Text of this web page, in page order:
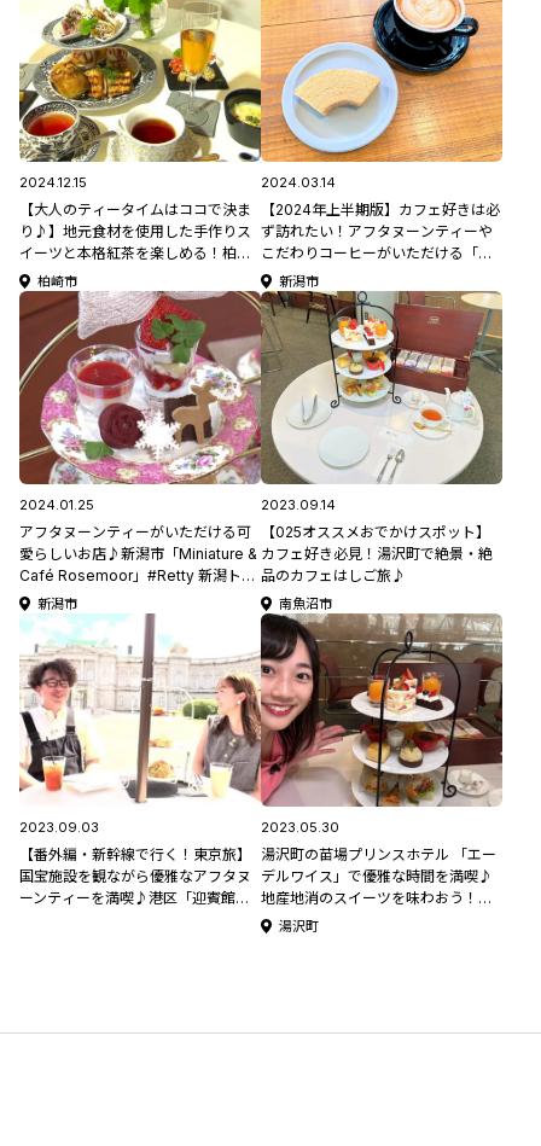
2024.12.15
【大人のティータイムはココで決ま
り♪】地元食材を使用した手作りス
イーツと本格紅茶を楽しめる！柏崎
市「TEA ENSEMBLE」
柏崎市
2024.03.14
【2024年上半期版】カフェ好きは必
ず訪れたい！アフタヌーンティーや
こだわりコーヒーがいただける「新
潟市カフェ5選」
新潟市
2024.01.25
アフタヌーンティーがいただける可
愛らしいお店♪新潟市「Miniature &
Café Rosemoor」#Retty 新潟トッ
プユーザーが選ぶ『リピートしたい
お店』特集
新潟市
2023.09.14
【025オススメおでかけスポット】
カフェ好き必見！湯沢町で絶景・絶
品のカフェはしご旅♪
南魚沼市
2023.09.03
【番外編・新幹線で行く！東京旅】
国宝施設を観ながら優雅なアフタヌ
ーンティーを満喫♪港区「迎賓館赤
2023.05.30
湯沢町の苗場プリンスホテル 「エー
デルワイス」で優雅な時間を満喫♪
地産地消のスイーツを味わおう！＃
にいがた見っけたい
湯沢町